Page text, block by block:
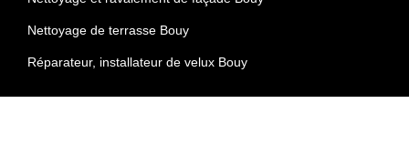
Nettoyage de terrasse Bouy
Réparateur, installateur de velux Bouy